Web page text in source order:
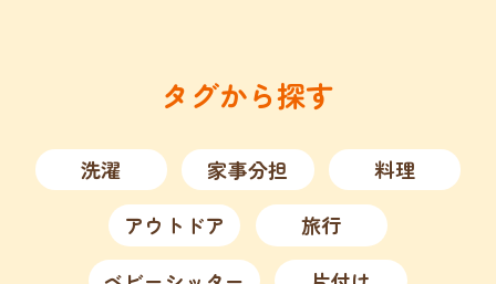
タグから探す
洗濯 家事分担
料理
アウトドア
旅行